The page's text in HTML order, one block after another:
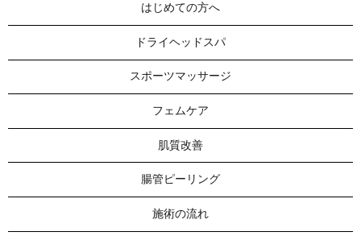
はじめての方へ
ドライヘッドスパ
スポーツマッサージ
フェムケア
肌質改善
腸管ピーリング
施術の流れ